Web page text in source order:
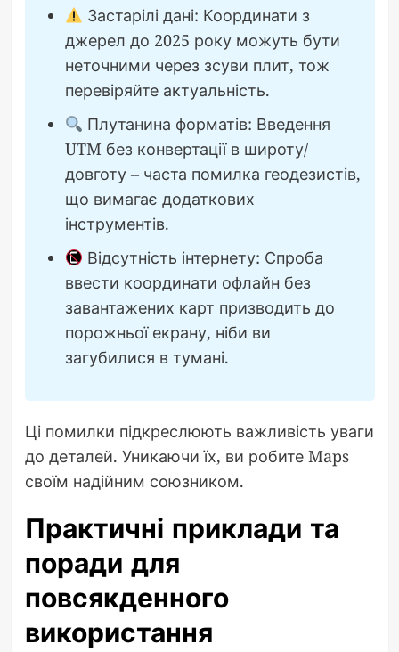
Застарілі дані: Координати з
джерел до 2025 року можуть бути
неточними через зсуви плит, тож
перевіряйте актуальність.
Плутанина форматів: Введення
UTM без конвертації в широту/
довготу – часта помилка геодезистів,
що вимагає додаткових
інструментів.
Відсутність інтернету: Спроба
ввести координати офлайн без
завантажених карт призводить до
порожньої екрану, ніби ви
загубилися в тумані.
Ці помилки підкреслюють важливість уваги
до деталей. Уникаючи їх, ви робите Maps
своїм надійним союзником.
Практичні приклади та
поради для
повсякденного
використання